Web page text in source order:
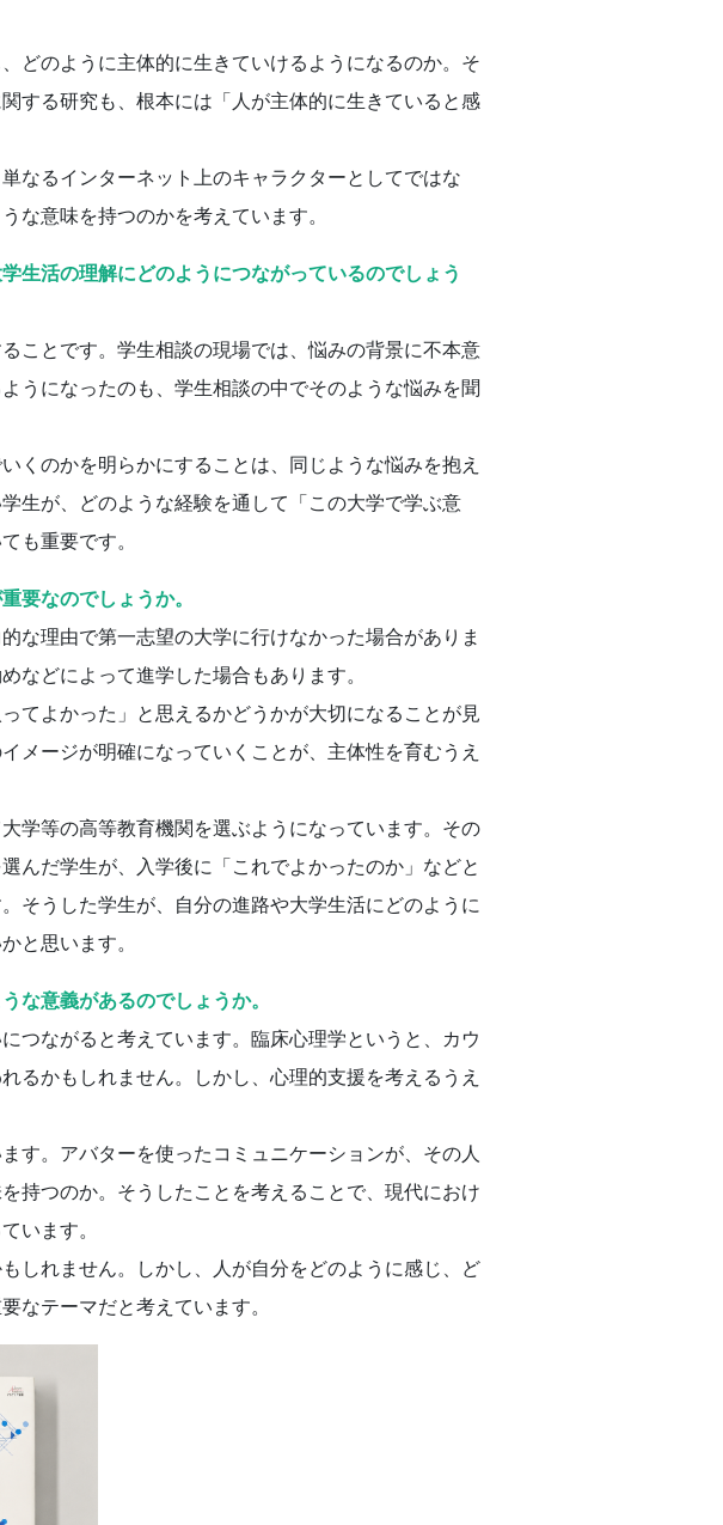
どのように主体的に生きていけるようになるのか。そ
する研究も、根本には「人が主体的に生きていると感
なるインターネット上のキャラクターとしてではな
な意味を持つのかを考えています。
活の理解にどのようにつながっているのでしょう
ことです。学生相談の現場では、悩みの背景に不本意
うになったのも、学生相談の中でそのような悩みを聞
のかを明らかにすることは、同じような悩みを抱え
生が、どのような経験を通して「この大学で学ぶ意
も重要です。
なのでしょうか。
な理由で第一志望の大学に行けなかった場合がありま
などによって進学した場合もあります。
てよかった」と思えるかどうかが大切になることが見
メージが明確になっていくことが、主体性を育むうえ
学等の高等教育機関を選ぶようになっています。その
んだ学生が、入学後に「これでよかったのか」などと
そうした学生が、自分の進路や大学生活にどのように
と思います。
意義があるのでしょうか。
つながると考えています。臨床心理学というと、カウ
るかもしれません。しかし、心理的支援を考えるうえ
す。アバターを使ったコミュニケーションが、その人
持つのか。そうしたことを考えることで、現代におけ
います。
しれません。しかし、人が自分をどのように感じ、ど
なテーマだと考えています。